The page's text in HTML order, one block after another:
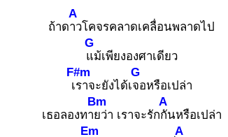
ถ้าด
A
าวโคจรคลาดเคลื่อนพลาดไป
G
แม้เพียงองศาเดียว
เ
F#m
ราจะยังได้เ
G
จอหรือเปล่า
เธอลองทา
Bm
ยว่า เราจะรัก
A
กันหรือเปล่า
Em A